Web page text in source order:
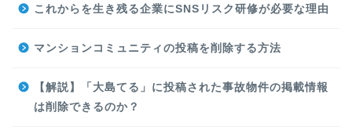
これからを生き残る企業にSNSリスク研修が必要な理由
マンションコミュニティの投稿を削除する方法
【解説】「大島てる」に投稿された事故物件の掲載情報
は削除できるのか？